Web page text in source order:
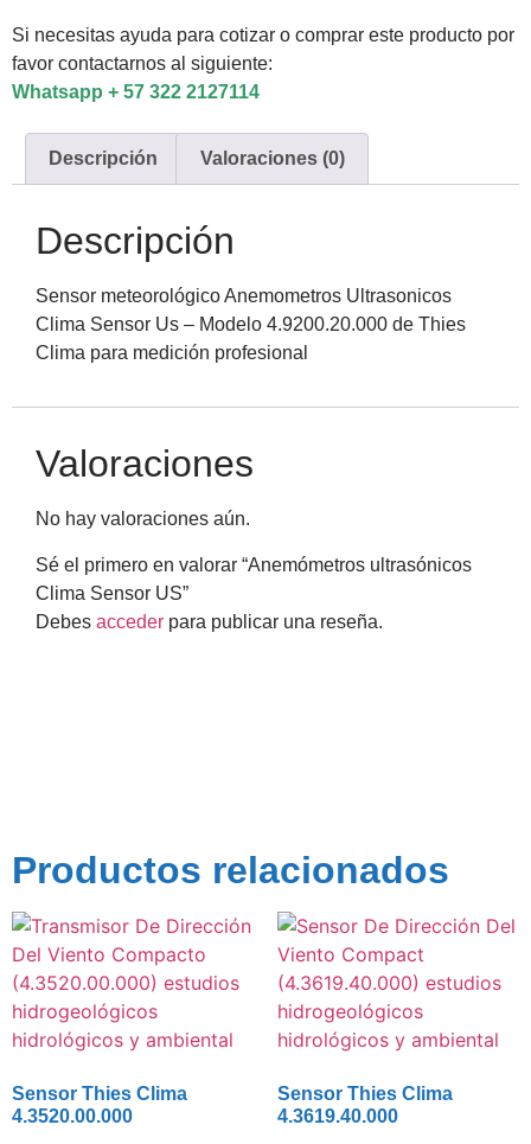
Si necesitas ayuda para cotizar o comprar este producto por
favor contactarnos al siguiente:
Whatsapp + 57 322 2127114
Descripción Valoraciones (0)
Descripción
Sensor meteorológico Anemometros Ultrasonicos
Clima Sensor Us – Modelo 4.9200.20.000 de Thies
Clima para medición profesional
Valoraciones
No hay valoraciones aún.
Sé el primero en valorar “Anemómetros ultrasónicos
Clima Sensor US”
Debes acceder para publicar una reseña.
Productos relacionados
Sensor Thies Clima
4.3520.00.000
Sensor Thies Clima
4.3619.40.000